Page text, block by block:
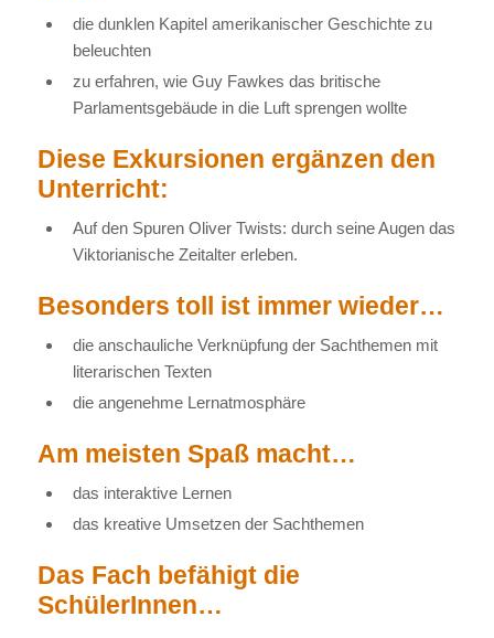
die dunklen Kapitel amerikanischer Geschichte zu
beleuchten
zu erfahren, wie Guy Fawkes das britische
Parlamentsgebäude in die Luft sprengen wollte
Diese Exkursionen ergänzen den
Unterricht:
Auf den Spuren Oliver Twists: durch seine Augen das
Viktorianische Zeitalter erleben.
Besonders toll ist immer wieder…
die anschauliche Verknüpfung der Sachthemen mit
literarischen Texten
die angenehme Lernatmosphäre
Am meisten Spaß macht…
das interaktive Lernen
das kreative Umsetzen der Sachthemen
Das Fach befähigt die
SchülerInnen…